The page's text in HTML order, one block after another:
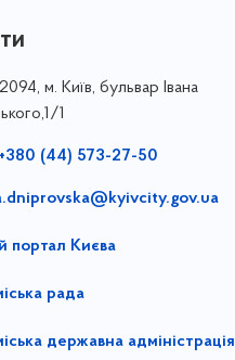
м. Київ, бульвар Івана
1
+380 (44) 573-27-50
портал Києва
рада
державна адміністрація